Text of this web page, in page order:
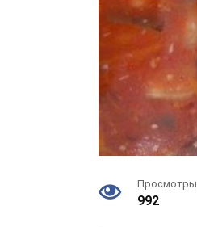
Просмотры
992